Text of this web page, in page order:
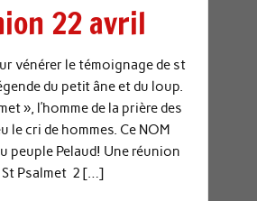
22 avril
vénérer le témoignage de st
du petit âne et du loup.
», l’homme de la prière des
le cri de hommes. Ce NOM
peuple Pelaud! Une réunion
St Psalmet 2 […]